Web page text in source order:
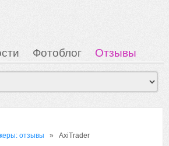
Фотоблог
Отзывы
Мои Картинки Вход
отзывы » AxiTrader